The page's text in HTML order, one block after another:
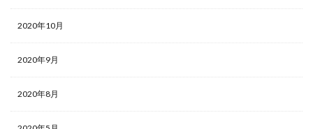
2020年10月
2020年9月
2020年8月